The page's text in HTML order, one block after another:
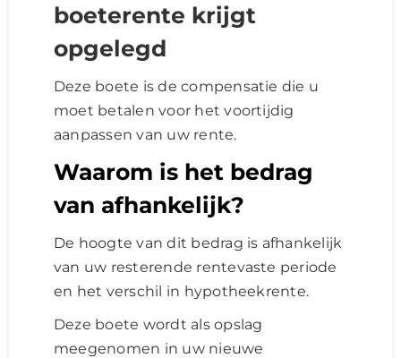
boeterente krijgt
opgelegd
Deze boete is de compensatie die u
moet betalen voor het voortijdig
aanpassen van uw rente.
Waarom is het bedrag
van afhankelijk?
De hoogte van dit bedrag is afhankelijk
van uw resterende rentevaste periode
en het verschil in hypotheekrente.
Deze boete wordt als opslag
meegenomen in uw nieuwe